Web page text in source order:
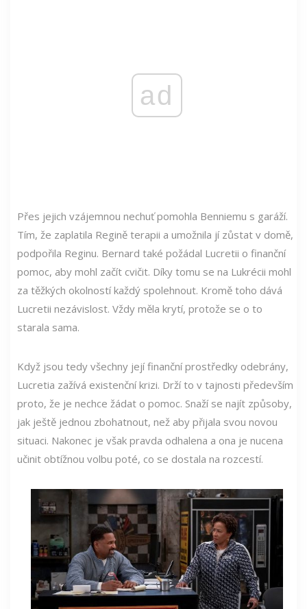
ad
Přes jejich vzájemnou nechuť pomohla Benniemu s garáží.
Tím, že zaplatila Regině terapii a umožnila jí zůstat v domě,
podpořila Reginu. Bernard také požádal Lucretii o finanční
pomoc, aby mohl začít cvičit. Díky tomu se na Lukrécii mohl
za těžkých okolností každý spolehnout. Kromě toho dává
Lucretii nezávislost. Vždy měla krytí, protože se o to
starala sama.
Když jsou tedy všechny její finanční prostředky odebrány,
Lucretia zažívá existenční krizi. Drží to v tajnosti především
proto, že je nechce žádat o pomoc. Snaží se najít způsoby,
jak ještě jednou zbohatnout, než aby přijala svou novou
situaci. Nakonec je však pravda odhalena a ona je nucena
učinit obtížnou volbu poté, co se dostala na rozcestí.